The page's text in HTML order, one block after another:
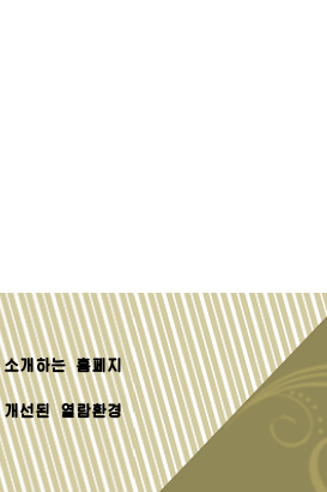
개하는 홈페지
선된 열람환경